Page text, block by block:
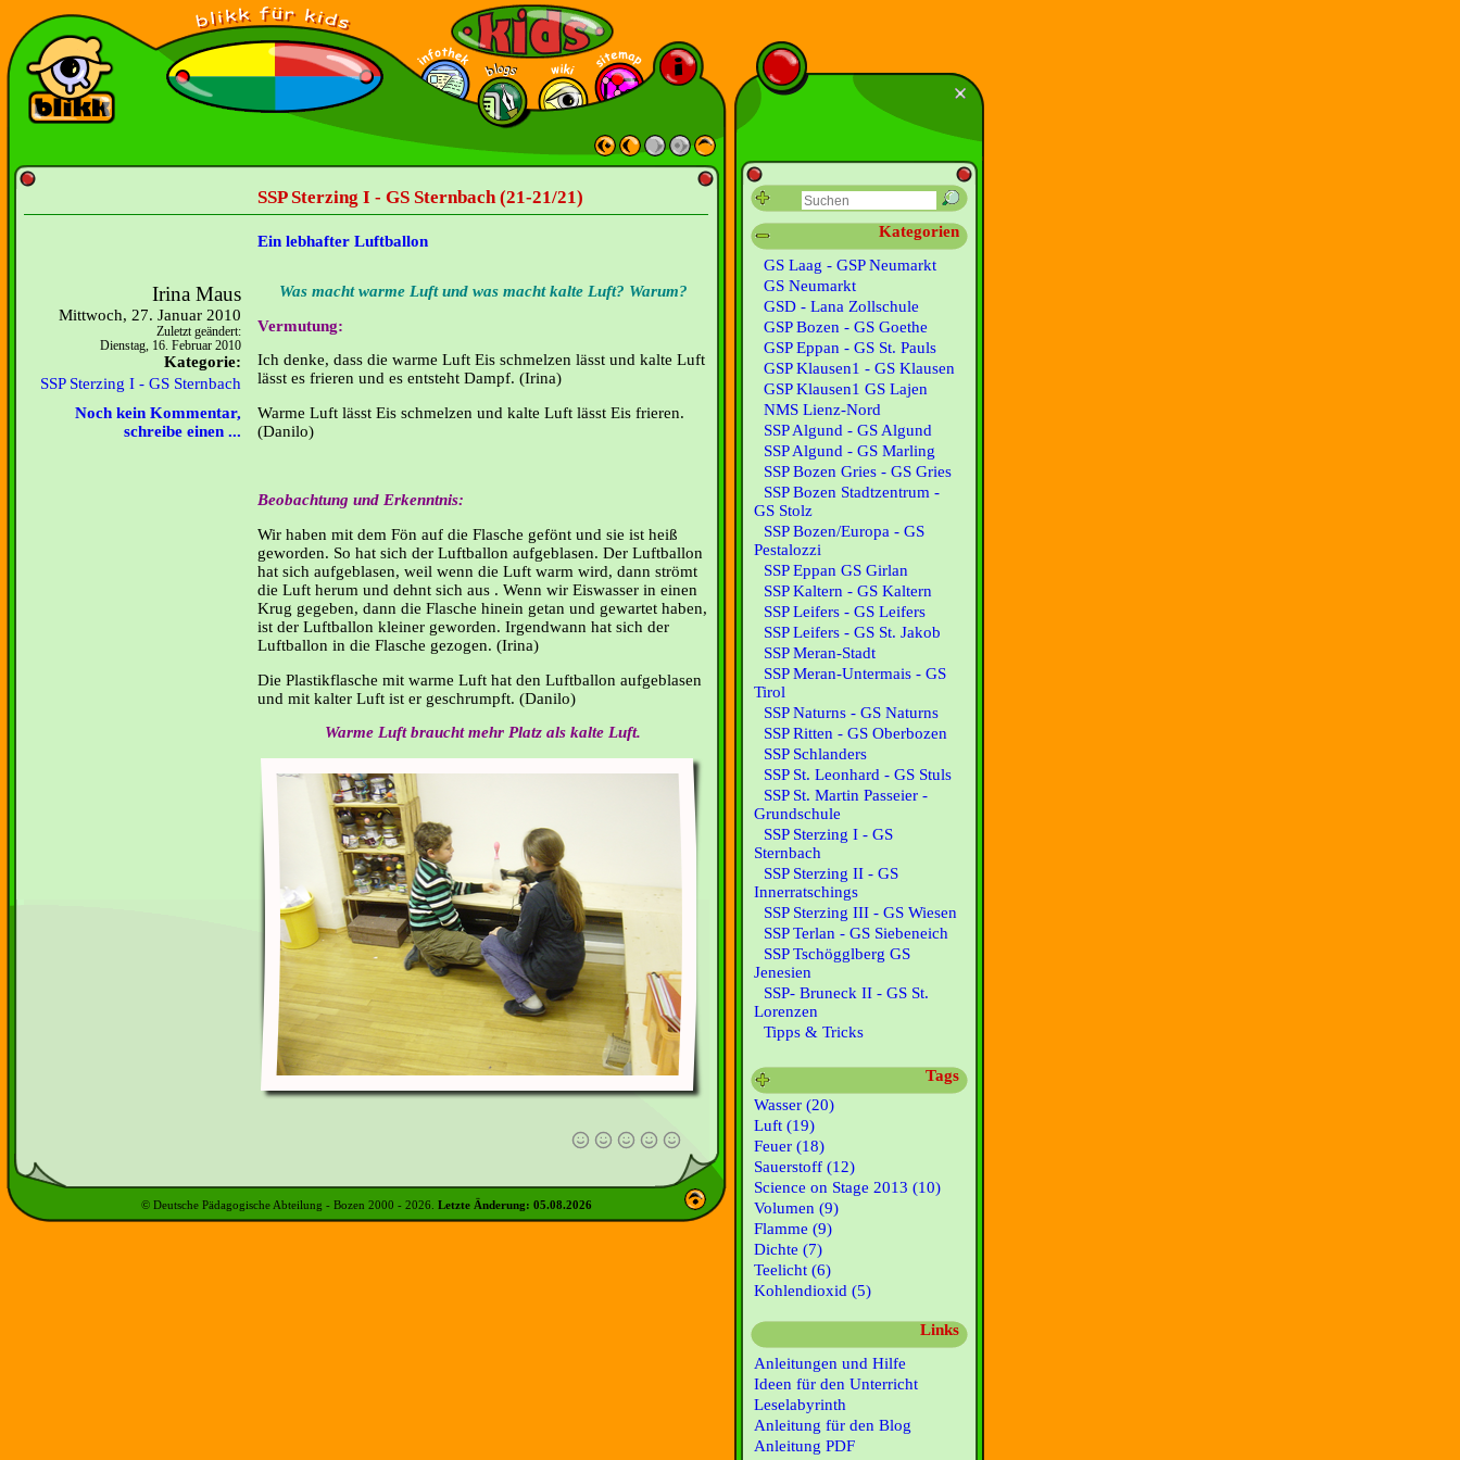
SSP Sterzing I - GS Sternbach (21-21/21)
Ein lebhafter Luftballon
Irina Maus
Mittwoch, 27. Januar 2010
Zuletzt geändert:
Dienstag, 16. Februar 2010
Kategorie:
SSP Sterzing I - GS Sternbach
Noch kein Kommentar,
schreibe einen ...
Was macht warme Luft und was macht kalte Luft? Warum?
Vermutung:
Ich denke, dass die warme Luft Eis schmelzen lässt und kalte Luft
lässt es frieren und es entsteht Dampf. (Irina)
Warme Luft lässt Eis schmelzen und kalte Luft lässt Eis frieren.
(Danilo)
Beobachtung und Erkenntnis:
Wir haben mit dem Fön auf die Flasche gefönt und sie ist heiß
geworden. So hat sich der Luftballon aufgeblasen. Der Luftballon
hat sich aufgeblasen, weil wenn die Luft warm wird, dann strömt
die Luft herum und dehnt sich aus . Wenn wir Eiswasser in einen
Krug gegeben, dann die Flasche hinein getan und gewartet haben,
ist der Luftballon kleiner geworden. Irgendwann hat sich der
Luftballon in die Flasche gezogen. (Irina)
Die Plastikflasche mit warme Luft hat den Luftballon aufgeblasen
und mit kalter Luft ist er geschrumpft. (Danilo)
Warme Luft braucht mehr Platz als kalte Luft.
© Deutsche Pädagogische Abteilung - Bozen 2000 - 2026 Letzte Änderung: 05.08.2026
Kategorien
GS Laag - GSP Neumarkt
GS Neumarkt
GSD - Lana Zollschule
GSP Bozen - GS Goethe
GSP Eppan - GS St. Pauls
GSP Klausen1 - GS Klausen
GSP Klausen1 GS Lajen
NMS Lienz-Nord
SSP Algund - GS Algund
SSP Algund - GS Marling
SSP Bozen Gries - GS Gries
SSP Bozen Stadtzentrum -
GS Stolz
SSP Bozen/Europa - GS
Pestalozzi
SSP Eppan GS Girlan
SSP Kaltern - GS Kaltern
SSP Leifers - GS Leifers
SSP Leifers - GS St. Jakob
SSP Meran-Stadt
SSP Meran-Untermais - GS
Tirol
SSP Naturns - GS Naturns
SSP Ritten - GS Oberbozen
SSP Schlanders
SSP St. Leonhard - GS Stuls
SSP St. Martin Passeier -
Grundschule
SSP Sterzing I - GS
Sternbach
SSP Sterzing II - GS
Innerratschings
SSP Sterzing III - GS Wiesen
SSP Terlan - GS Siebeneich
SSP Tschögglberg GS
Jenesien
SSP- Bruneck II - GS St.
Lorenzen
Tipps & Tricks
Tags
Wasser (20)
Luft (19)
Feuer (18)
Sauerstoff (12)
Science on Stage 2013 (10)
Volumen (9)
Flamme (9)
Dichte (7)
Teelicht (6)
Kohlendioxid (5)
Links
Anleitungen und Hilfe
Ideen für den Unterricht
Leselabyrinth
Anleitung für den Blog
Anleitung PDF